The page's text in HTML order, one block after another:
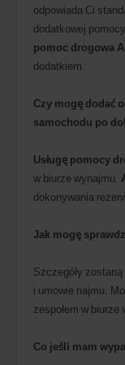
odpowiada Ci
dodatkowej
pomoc drogowa
dodatkiem.
Czy mogę dodać
samochodu po
Usługę pomocy
w biurze wynajmu.
dokonywania
Jak mogę
Szczegóły
i umowie najmu.
zespołem w biurze
Co jeśli mam